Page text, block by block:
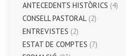
ANTECEDENTS HISTÒRICS (4)
CONSELL PASTORAL (2)
ENTREVISTES (2)
ESTAT DE COMPTES (7)